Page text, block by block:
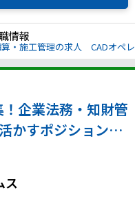
情報
・施工管理の求人 CADオペ
！企業法務・知財管
かすポジション／
ス